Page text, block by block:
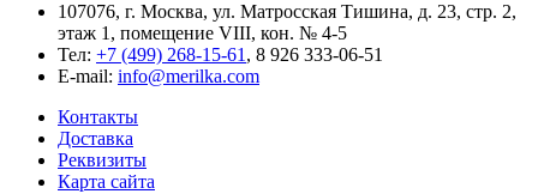
107076, г. Москва, ул. Матросская Тишина, д. 23, стр. 2,
этаж 1, помещение VIII, кон. № 4-5
Тел: +7 (499) 268-15-61 , 8 926 333-06-51
E-mail: info@merilka.com
Контакты
Доставка
Реквизиты
Карта сайта